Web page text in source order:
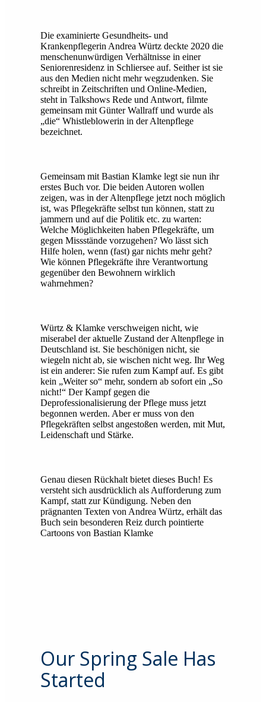
Die examinierte Gesundheits- und
Krankenpflegerin Andrea Würtz deckte 2020 die
menschenunwürdigen Verhältnisse in einer
Seniorenresidenz in Schliersee auf. Seither ist sie
aus den Medien nicht mehr wegzudenken. Sie
schreibt in Zeitschriften und Online-Medien,
steht in Talkshows Rede und Antwort, filmte
gemeinsam mit Günter Wallraff und wurde als
„die“ Whistleblowerin in der Altenpflege
bezeichnet.
Gemeinsam mit Bastian Klamke legt sie nun ihr
erstes Buch vor. Die beiden Autoren wollen
zeigen, was in der Altenpflege jetzt noch möglich
ist, was Pflegekräfte selbst tun können, statt zu
jammern und auf die Politik etc. zu warten:
Welche Möglichkeiten haben Pflegekräfte, um
gegen Missstände vorzugehen? Wo lässt sich
Hilfe holen, wenn (fast) gar nichts mehr geht?
Wie können Pflegekräfte ihre Verantwortung
gegenüber den Bewohnern wirklich
wahrnehmen?
Würtz & Klamke verschweigen nicht, wie
miserabel der aktuelle Zustand der Altenpflege in
Deutschland ist. Sie beschönigen nicht, sie
wiegeln nicht ab, sie wischen nicht weg. Ihr Weg
ist ein anderer: Sie rufen zum Kampf auf. Es gibt
kein „Weiter so“ mehr, sondern ab sofort ein „So
nicht!“ Der Kampf gegen die
Deprofessionalisierung der Pflege muss jetzt
begonnen werden. Aber er muss von den
Pflegekräften selbst angestoßen werden, mit Mut,
Leidenschaft und Stärke.
Genau diesen Rückhalt bietet dieses Buch! Es
versteht sich ausdrücklich als Aufforderung zum
Kampf, statt zur Kündigung. Neben den
prägnanten Texten von Andrea Würtz, erhält das
Buch sein besonderen Reiz durch pointierte
Cartoons von Bastian Klamke
Our Spring Sale Has
Started